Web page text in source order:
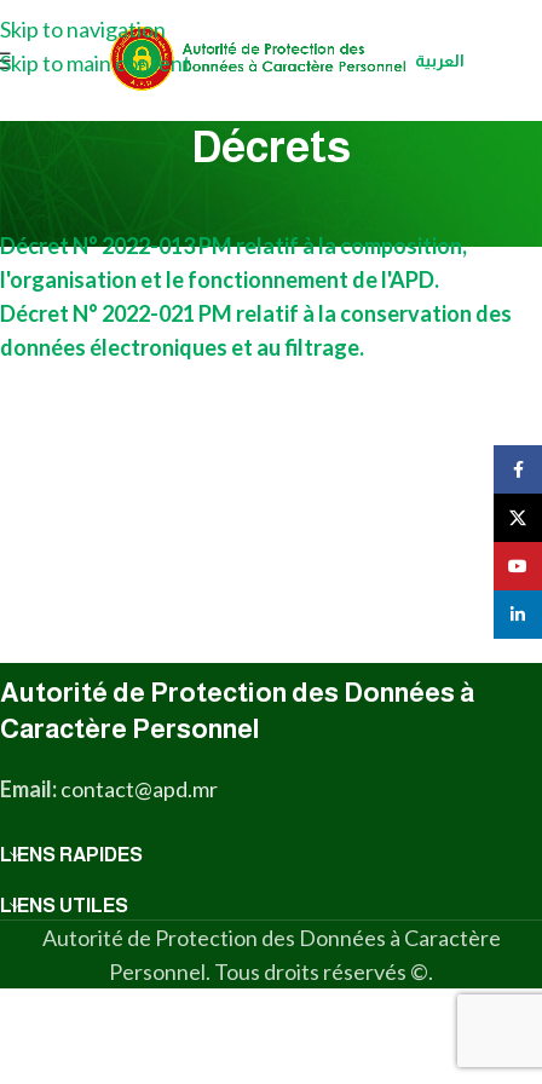
Skip to navigation
Skip to main content
العربية
Décrets
Décret N° 2022-013 PM relatif à la composition,
l'organisation et le fonctionnement de l'APD.
Décret N° 2022-021 PM relatif à la conservation des
données électroniques et au filtrage.
Autorité de Protection des Données à
Caractère Personnel
Email:contact@apd.mr
LIENS RAPIDES
LIENS UTILES
Autorité de Protection des Données à Caractère
Personnel. Tous droits réservés ©.